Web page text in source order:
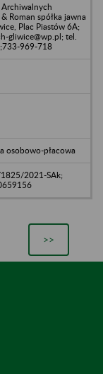
Archiwalnych
Roman spółka jawna
Plac Piastów 6A;
gliwice@wp.pl; tel.
969-718
osobowo-płacowa
2021-SAk;
>>